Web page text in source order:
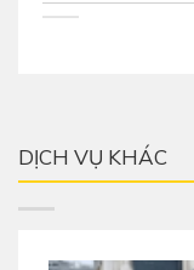
DỊCH VỤ KHÁC